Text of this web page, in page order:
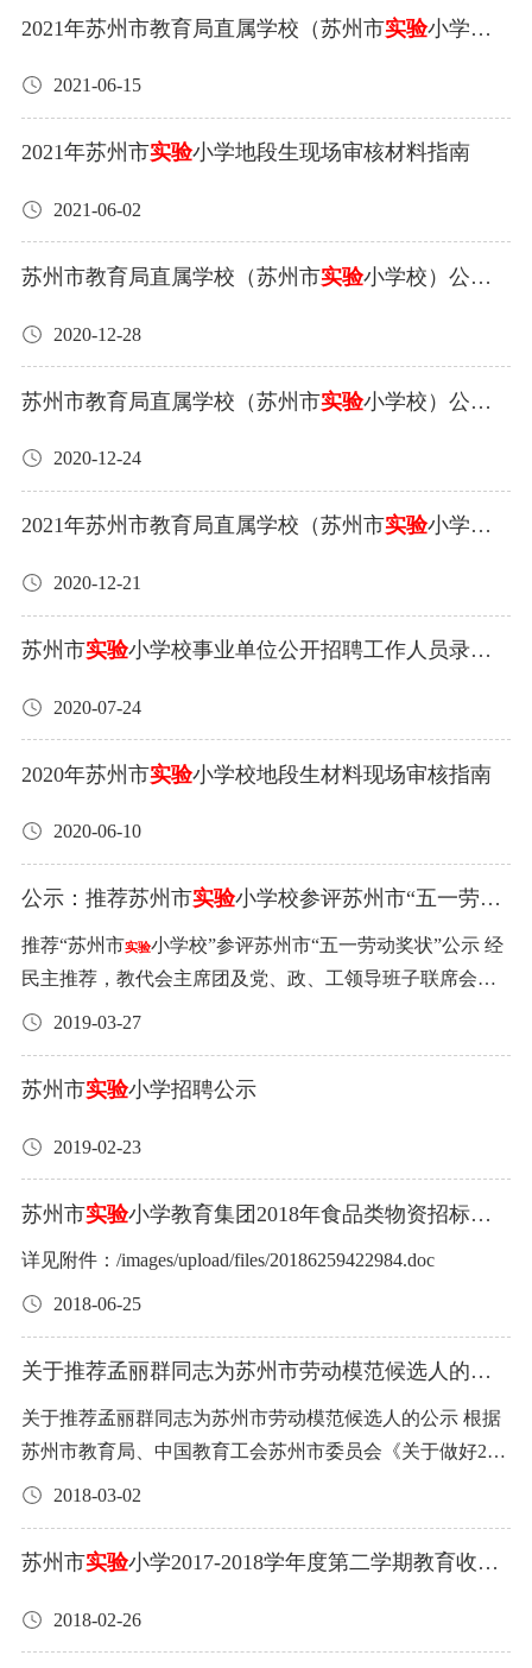
8962177322。本次外包服务项共二十项，均单独分开招服
泵房维保与维修 1、服务范围：甲方水泵房内的机电设备维
护。 2、服务内容： 泵房二次供水系统维保、游泳池供水
系统维保和维修、生活水箱清洗服务。 3、服务最高限价：
费由甲方承担，对乙方征收的和本合同有关的税费由乙方
承担） 4、服务基本要求： （1）、供水水泵：外表清洁，
螺丝紧固。温度监控，密封检查。噪音控制。 （2）、控制
避免松动。电路检查，检察原件是否老化。 （3）、游泳池
做好电机柜的管理，做好游泳池的清洗和配水工作。
（4）、每年寒假和暑假两次对学校生活用水水箱清洗。清
方检测机构的检测。 （6）、加强对整个水泵房的管理，做
维修零部件出具维修单价。 (8)、紧急维护响应时间2小时
内。 （9）、每年维保结束提供学校该项目的实施评估报
告。 外包服务项目二：电梯维保。 1、服务范围：甲方电
服务最高限价：30000元（根据现行税法，对甲方征收的和
关的税费由乙方承担） 4、服务基本要求： （1）、维保见
包服务项目三：电力维保和高配间维保。 1、服务范围：甲
方所有电力设施包括甲方变电所。 2、服务内容：1、高配
间维护：自供电公司10KV交接点开始，至变电所低压配电
柜出线开关为止，包括变电所内所有开关柜、电缆（母
扫、抢修、安全技术服务。2、校园配电管理系统维护。包
箱上桩头部分电缆运行、楼层配电系统巡视、配电设施保
养和检测、红外热成像检测、应急抢修服务等。 3、服务最
高限价：90000元（根据现行税法，对甲方征收的和本合同
有关的税费由甲方承担，对乙方征收的和本合同有关的税
程师现场巡视，检查各种运行资料和设备，及时掌握设备
析，与业主协商处理措施，消除隐患。 （3）协助完成供电
公司春秋季安全大检查的检查项目。 （4）帮助建立电气运
行检修、试验等安全规章制度及管理制度。 （5）提供24小
护响应时间2小时内。 （8）每年维保结束提供学校该项目
的实施评估报告。 外包服务项目四：绿化养护和草花摆
放。 绿化服务范围：校园区域包括幼儿园全部绿化。草花
2021年苏州市教育局直属学校（苏州市实验小学
2021-06-15
2021年苏州市实验小学地段生现场审核材料指南
2021-06-02
苏州市教育局直属学校（苏州市实验小学校）公开
2020-12-28
苏州市教育局直属学校（苏州市实验小学校）公开
2020-12-24
2021年苏州市教育局直属学校（苏州市实验小学
单公告2020-12-21
苏州市实验小学校事业单位公开招聘工作人员录用
2020-07-24
2020年苏州市实验小学校地段生材料现场审核指南
2020-06-10
公示：推荐苏州市实验小学校参评苏州市“五一劳动
推荐“苏州市实验小学校”参评苏州市“五一劳动奖状”公示 经
民主推荐，教代会主席团及党、政、工领导班子联席会议
审议通过，拟推荐“苏州市
年，是中国近代建立最早的实施现代教育体制和教学方法
的示范实验小学。学校目前占地80亩，有59个小学班，18个
幼儿班，近3000名学生，236名教职工。学校以习近平新时
仁、智、健”核心素养的课程体系；持续深入地研究和实
践“科学取向”教学；建立覆盖教师整个职业周期的专业发
展体系；开展科学、规范、精细的现代学校管理。近年
来，学校的教学成果获得了国家、省、市教学成果奖。学
校获得了较高的社会美誉度，荣获了江苏省文明校园、江
单位标兵等荣誉。
2019-03-27
苏州市实验小学招聘公示
2019-02-23
苏州市实验小学教育集团2018年食品类物资招标文
详见附件：/images/upload/files/20186259422984.doc
2018-06-25
关于推荐孟丽群同志为苏州市劳动模范候选人的公
关于推荐孟丽群同志为苏州市劳动模范候选人的公示 根据
苏州市教育局、中国教育工会苏州市委员会《关于做好201
8年苏州市劳动模范推荐命名工作的通知》精神，经民主推
模范候选人，现予以公示，公示时间5天。 在公示期间，如
联系电话：65201415，65191978 拟定于2018年3月5日召开
教代会。 苏州市实验 小学校 2018年3月2日
2018-03-02
苏州市实验小学2017-2018学年度第二学期教育收费
2018-02-26